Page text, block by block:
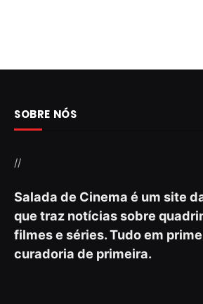
SOBRE NÓS
//
Salada de Cinema é um site
que traz notícias sobre
filmes e séries. Tudo em
curadoria de primeira.